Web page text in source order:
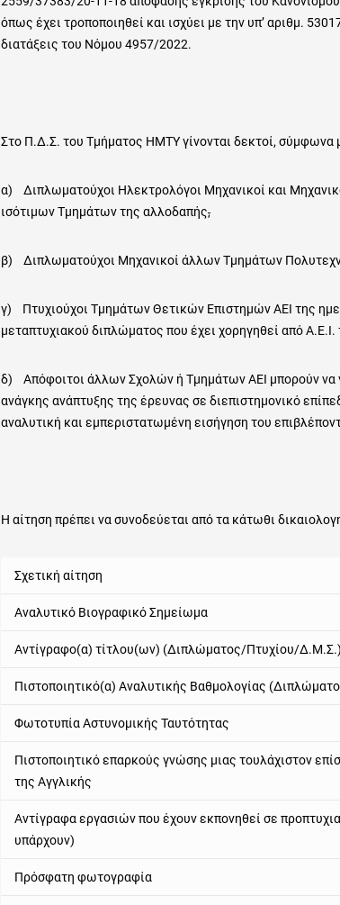
όπως έχει τροποποιηθεί και ισχύει με την υπ’ αριθμ.
διατάξεις του Νόμου 4957/2022.
Στο Π.Δ.Σ. του Τμήματος ΗΜΤΥ γίνονται δεκτοί,
α) Διπλωματούχοι Ηλεκτρολόγοι Μηχανικοί και
ισότιμων Τμημάτων της αλλοδαπής,
β) Διπλωματούχοι Μηχανικοί άλλων Τμημάτων
γ) Πτυχιούχοι Τμημάτων Θετικών Επιστημών ΑΕΙ της
μεταπτυχιακού διπλώματος που έχει χορηγηθεί από
δ) Απόφοιτοι άλλων Σχολών ή Τμημάτων ΑΕΙ μπορούν να
ανάγκης ανάπτυξης της έρευνας σε διεπιστημονικό
αναλυτική και εμπεριστατωμένη εισήγηση του
Η αίτηση πρέπει να συνοδεύεται από τα κάτωθι
Σχετική αίτηση
Αναλυτικό Βιογραφικό Σημείωμα
Αντίγραφο(α) τίτλου(ων) (Διπλώματος/Πτυχίου/
Πιστοποιητικό(α) Αναλυτικής Βαθμολογίας
Φωτοτυπία Αστυνομικής Ταυτότητας
Πιστοποιητικό επαρκούς γνώσης μιας τουλάχιστον
της Αγγλικής
Αντίγραφα εργασιών που έχουν εκπονηθεί σε
υπάρχουν)
Πρόσφατη φωτογραφία